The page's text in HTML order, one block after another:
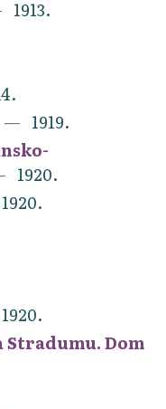
1913.
1919.
1920.
1920.
1920.
Stradumu. Dom